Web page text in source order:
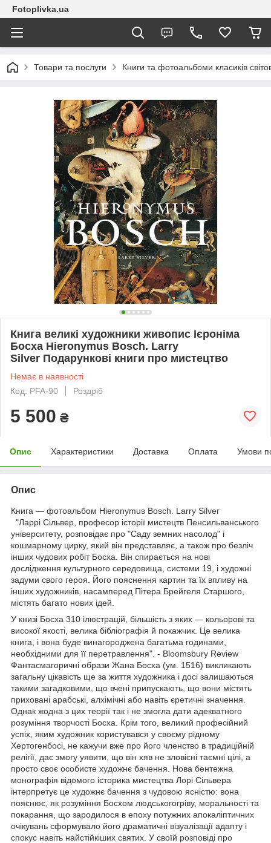
Fotoplivka.ua
Товари та послуги Книги та фотоальбоми класиків
Книга великі художники живопис Ієроніма
Босха Hieronymus Bosch. Larry
Silver Подарункові книги про мистецтво
Немає в наявності
Код: PFA-90
Роздріб
5 500 ₴
Опис Характеристики Доставка Оплата Умови
Опис
Книга — фотоальбом Hieronymus Bosch. Larry Silver
"Ларрі Сільвер, професор історії мистецтв Пенсильванського
університету, розповідає про "Саду земних насолод" і
кошмарному цирку, який він представляє, а також про безліч
інших чудових робіт Босха. Він спирається на нові
дослідження культурного середовища, системи 19, і художні
задуми свого героя. Його пояснення картин та їх впливу на
інших художників, насамперед Пітера Брейгеля Старшого,
містять багато нових ідей.
У книзі Босха 310 ілюстрацій, більшість з яких — кольорові та
високої якості, велика бібліографія й покажчик. Це велика
книга, і вона буде винагороджена багатьма годинами,
необхідними для її перетравлення". - Bloomsbury Review
Фантасмагоричні образи Жана Босха (ум. 1516) викликають
загальну цікавість ще за життя художника і досі залишаються
такими загадковими, що вчені припускають, що вони містять
приховані арабські, алхімічні або навіть єретичні значення.
Однак жодна з цих теорії так і не змогла дати адекватного
розуміння творчості Босха. Крім того, великий професійний
успіх, яким художник користувався у своєму рідному
Хертогенбосі, не кажучи вже про його членство в традиційній
релігії, дає змогу уявити, що він xяв не зловісні таємні цілі, а
просто своє особисте художнє бачення. Нова бентежна
монографія відомого історика мистецтва Лорі Сільвера
інтерпретує це художнє бачення з чудовою ясністю: вона
пояснює, як розуміння Босхом людськогогріву, моральності та
покарання, що зародилося в епоху потужних апокаліптичних
очікувань сформувало його драматичні візуалізації адапту і
спокус навіть найстійкіших святих. У своїй розповіді про